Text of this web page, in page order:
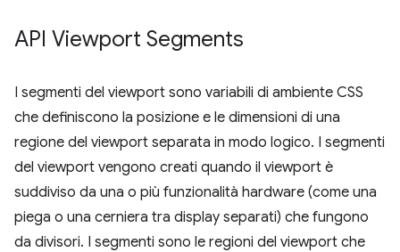
API Viewport Segments
I segmenti del viewport sono variabili di ambiente CSS
che definiscono la posizione e le dimensioni di una
regione del viewport separata in modo logico. I segmenti
del viewport vengono creati quando il viewport è
suddiviso da una o più funzionalità hardware (come una
piega o una cerniera tra display separati) che fungono
da divisori. I segmenti sono le regioni del viewport che